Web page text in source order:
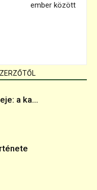
ember között
a ka...